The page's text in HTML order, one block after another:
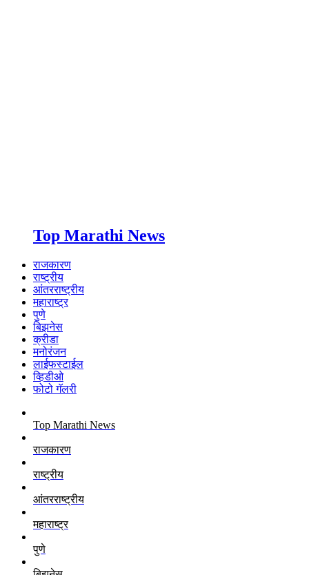
Top Marathi News
राजकारण
राष्ट्रीय
आंतरराष्ट्रीय
महाराष्ट्र
पुणे
बिझनेस
क्रीडा
मनोरंजन
लाईफस्टाईल
व्हिडीओ
फोटो गॅलरी
Top Marathi News
राजकारण
राष्ट्रीय
आंतरराष्ट्रीय
महाराष्ट्र
पुणे